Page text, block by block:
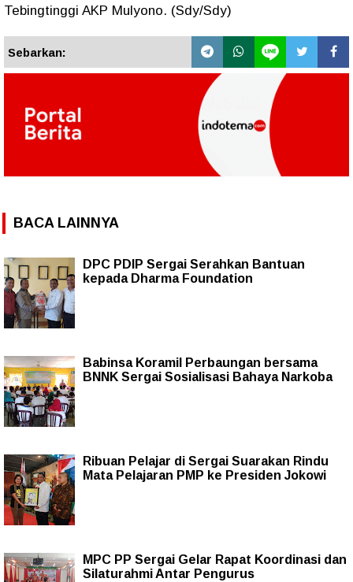
Tebingtinggi AKP Mulyono. (Sdy/Sdy)
Sebarkan:
BACA LAINNYA
DPC PDIP Sergai Serahkan Bantuan
kepada Dharma Foundation
Babinsa Koramil Perbaungan bersama
BNNK Sergai Sosialisasi Bahaya Narkoba
Ribuan Pelajar di Sergai Suarakan Rindu
Mata Pelajaran PMP ke Presiden Jokowi
MPC PP Sergai Gelar Rapat Koordinasi dan
Silaturahmi Antar Pengurus